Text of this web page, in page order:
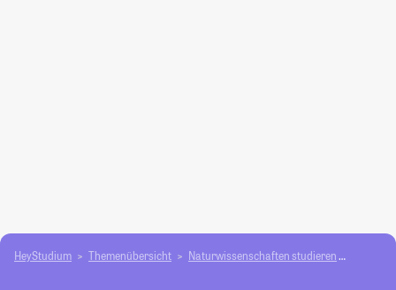
HeyStudium Themenübersicht Natur­wissenschaften studieren